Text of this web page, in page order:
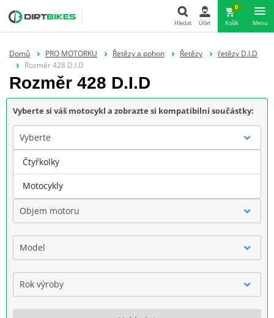
Hledat
Hledat Účet
0
Košík Menu
Domů PRO MOTORKU Řetězy a pohon Řetězy
řetězy D.I.D
Rozměr 428 D.I.D
Rozměr 428 D.I.D
Vyberte si váš motocykl a zobrazte si kompatibilní součástky:
Vyberte
Značka
Objem motoru
Model
Rok výroby
Čtyřkolky
Motocykly